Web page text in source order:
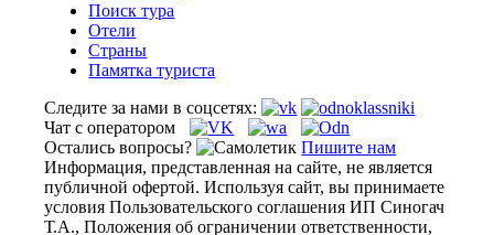
Поиск тура
Отели
Страны
Памятка туриста
Следите за нами в соцсетях:
Чат с оператором
Остались вопросы?
Пишите нам
Информация, представленная на сайте, не является
публичной офертой. Используя сайт, вы принимаете
условия Пользовательского соглашения ИП Синогач
Т.А., Положения об ограничении ответственности,